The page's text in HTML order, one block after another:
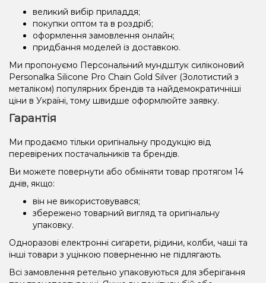
великий вибір приладдя;
покупки оптом та в роздріб;
оформлення замовлення онлайн;
придбання моделей із доставкою.
Ми пропонуємо Персональний мундштук силіконовий
Personalka Silicone Pro Chain Gold Silver (Золотистий з
металіком) популярних брендів та найдемократичніші
ціни в Україні, тому швидше оформлюйте заявку.
Гарантія
Ми продаємо тільки оригінальну продукцію від
перевірених постачальників та брендів.
Ви можете повернути або обміняти товар протягом 14
днів, якщо:
він не використовувався;
збережено товарний вигляд та оригінальну
упаковку.
Одноразові електронні сигарети, рідини, колби, чаші та
інші товари з уцінкою поверненню не підлягають.
Всі замовлення ретельно упаковуються для зберігання